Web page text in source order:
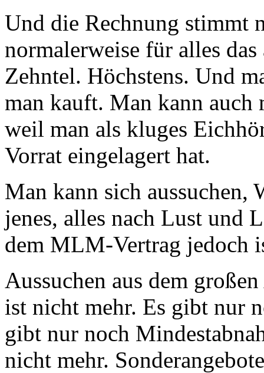
Und die Rechnung stimmt
normalerweise für alles
Zehntel. Höchstens. Und
man kauft. Man kann auch
weil man als kluges
Vorrat eingelagert hat.
Man kann sich aussuchen,
jenes, alles nach Lust und
dem MLM-Vertrag jedoch
Aussuchen aus dem
ist nicht mehr. Es gibt nur
gibt nur noch
nicht mehr.